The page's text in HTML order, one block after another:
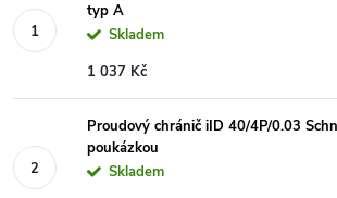
typ A
Skladem
1 037 Kč
Proudový chránič iID 40/4P/0.03
poukázkou
Skladem